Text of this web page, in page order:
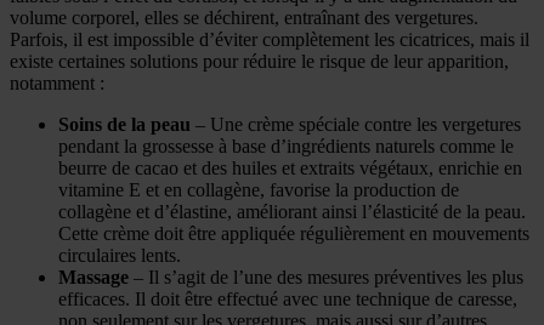
volume corporel, elles se déchirent, entraînant des vergetures.
Parfois, il est impossible d’éviter complètement les cicatrices, mais il
existe certaines solutions pour réduire le risque de leur apparition,
notamment :
Soins de la peau – Une crème spéciale contre les vergetures
pendant la grossesse à base d’ingrédients naturels comme le
beurre de cacao et des huiles et extraits végétaux, enrichie en
vitamine E et en collagène, favorise la production de
collagène et d’élastine, améliorant ainsi l’élasticité de la peau.
Cette crème doit être appliquée régulièrement en mouvements
circulaires lents.
Massage – Il s’agit de l’une des mesures préventives les plus
efficaces. Il doit être effectué avec une technique de caresse,
non seulement sur les vergetures, mais aussi sur d’autres